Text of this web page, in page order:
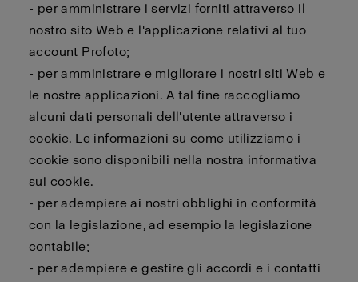
- per amministrare i servizi forniti attraverso il
nostro sito Web e l'applicazione relativi al tuo
account Profoto;
- per amministrare e migliorare i nostri siti Web e
le nostre applicazioni. A tal fine raccogliamo
alcuni dati personali dell'utente attraverso i
cookie. Le informazioni su come utilizziamo i
cookie sono disponibili nella nostra informativa
sui cookie.
- per adempiere ai nostri obblighi in conformità
con la legislazione, ad esempio la legislazione
contabile;
- per adempiere e gestire gli accordi e i contatti